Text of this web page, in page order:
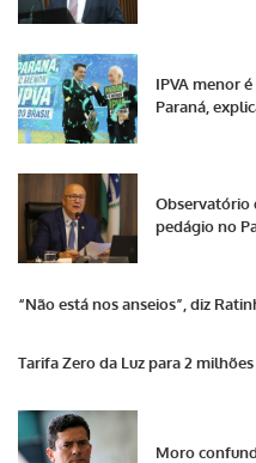
IPVA menor
Paraná,
Observatório
pedágio no
“Não está nos anseios”, diz
Tarifa Zero da Luz para 2
Moro